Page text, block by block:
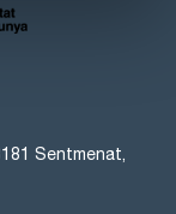
Sentmenat,